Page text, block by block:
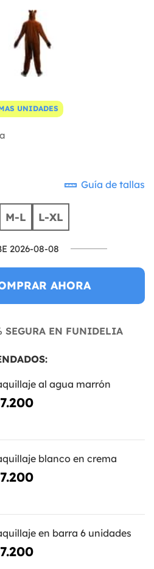
UNIDADES
Guía de tallas
M-L L-XL
2026-08-08
AHORA
SEGURA EN FUNIDELIA
al agua marrón
blanco en crema
en barra 6 unidades